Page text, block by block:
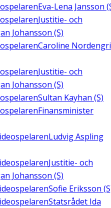
Eva-Lena Jansson
Justitie- och
Johansson (S)
Caroline
Justitie- och
Johansson (S)
Sultan Kayhan (S)
Finansminister
Ludvig Aspling
Justitie- och
Johansson (S)
Sofie Eriksson
Statsrådet Ida